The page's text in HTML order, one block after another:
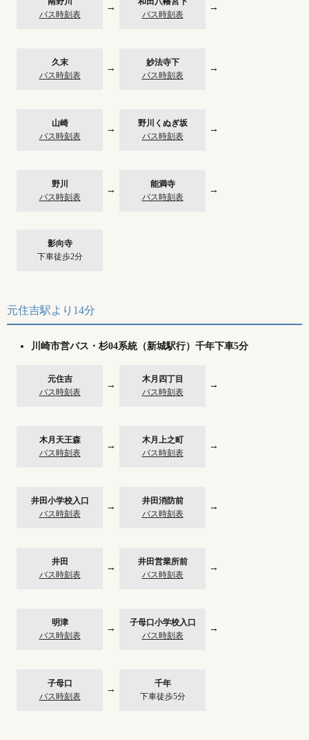
バス時刻表
→
バス時刻表
→
久末
バス時刻表
→
妙法寺下
バス時刻表
→
山崎
バス時刻表
→
野川くぬぎ坂
バス時刻表
→
野川
バス時刻表
→
能満寺
バス時刻表
→
影向寺
下車徒歩2分
元住吉駅より14分
川崎市営バス・杉04系統（新城駅行）千年下車5分
元住吉
バス時刻表
→
木月四丁目
バス時刻表
→
木月天王森
バス時刻表
→
木月上之町
バス時刻表
→
井田小学校入口
バス時刻表
→
井田消防前
バス時刻表
→
井田
バス時刻表
→
井田営業所前
バス時刻表
→
明津
バス時刻表
→
子母口小学校入口
バス時刻表
→
子母口
バス時刻表
→
千年
下車徒歩5分